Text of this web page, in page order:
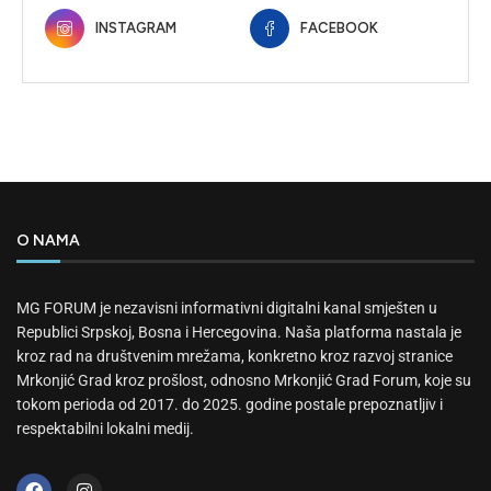
INSTAGRAM FACEBOOK
O NAMA
MG FORUM je nezavisni informativni digitalni kanal smješten u
Republici Srpskoj, Bosna i Hercegovina. Naša platforma nastala je
kroz rad na društvenim mrežama, konkretno kroz razvoj stranice
Mrkonjić Grad kroz prošlost, odnosno Mrkonjić Grad Forum, koje su
tokom perioda od 2017. do 2025. godine postale prepoznatljiv i
respektabilni lokalni medij.